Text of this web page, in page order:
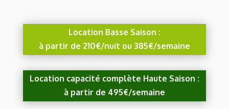
Location Basse Saison :
à partir de 210€/nuit ou 385€/semaine
Location capacité complète Haute Saison :
à partir de 495€/semaine